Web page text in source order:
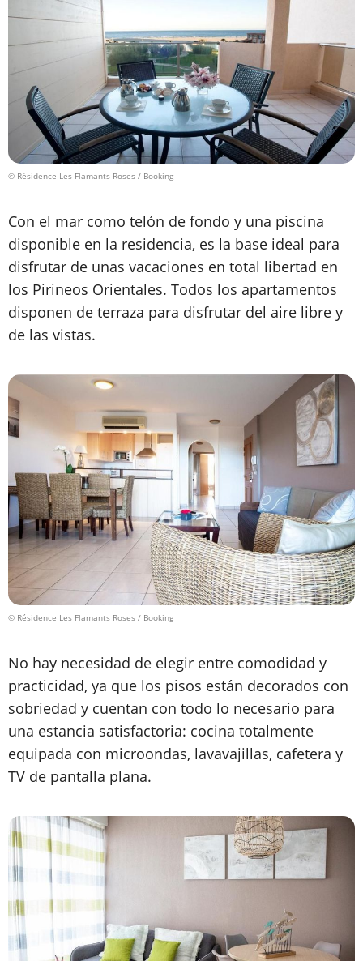
© Résidence Les Flamants Roses / Booking
Con el mar como telón de fondo y una piscina
disponible en la residencia, es la base ideal para
disfrutar de unas vacaciones en total libertad en
los Pirineos Orientales. Todos los apartamentos
disponen de terraza para disfrutar del aire libre y
de las vistas.
© Résidence Les Flamants Roses / Booking
No hay necesidad de elegir entre comodidad y
practicidad, ya que los pisos están decorados con
sobriedad y cuentan con todo lo necesario para
una estancia satisfactoria: cocina totalmente
equipada con microondas, lavavajillas, cafetera y
TV de pantalla plana.